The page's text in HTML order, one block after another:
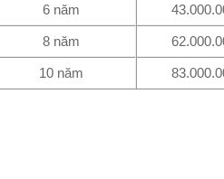
6 năm
8 năm
10 năm